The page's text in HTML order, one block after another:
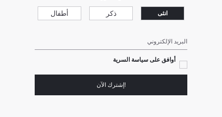
انثى ذكر أطفال
البريد الإلكتروني
أوافق على سياسة السرية
!إشترك الآن